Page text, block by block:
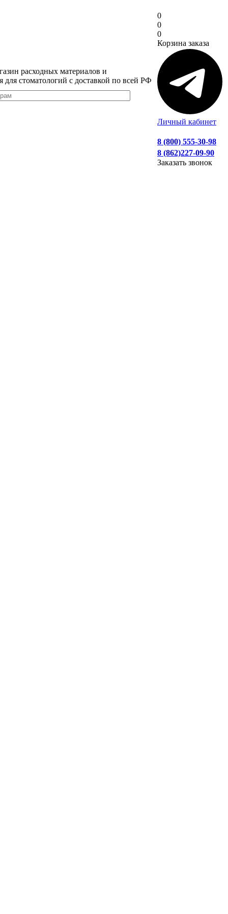
расходных материалов и
для стоматологий с доставкой по всей РФ
0
0
0
Корзина заказа
Личный кабинет
8 (800) 555-30-98
8 (862)227-09-90
Заказать звонок